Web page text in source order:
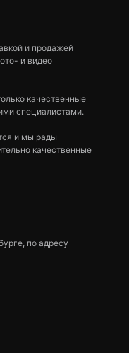
и продажей
и видео
качественные
специалистами.
и мы рады
качественные
по адресу